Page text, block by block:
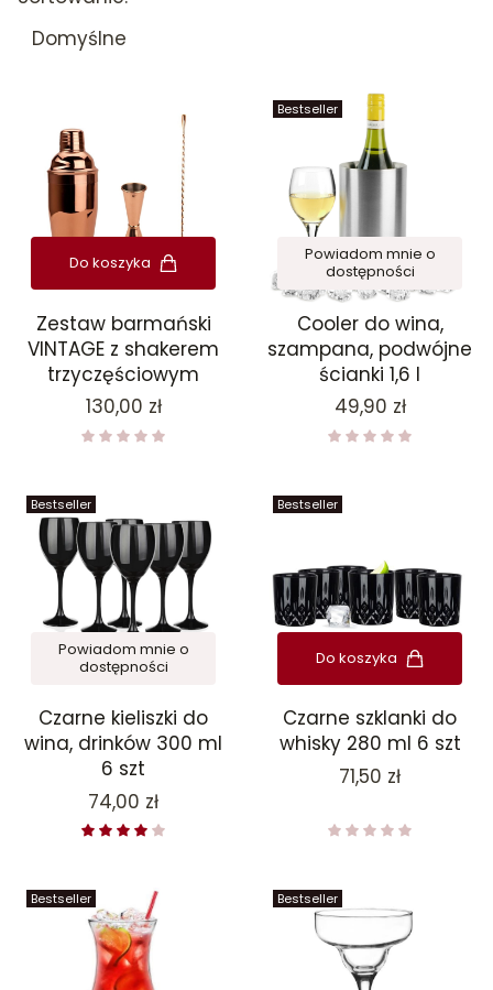
Domyślne
Do koszyka
Zestaw barmański
VINTAGE z shakerem
trzyczęściowym
Cena
130,00 zł
Bestseller
Powiadom mnie o
dostępności
Cooler do wina,
szampana, podwójne
ścianki 1,6 l
Cena
49,90 zł
Bestseller
Powiadom mnie o
dostępności
Czarne kieliszki do
wina, drinków 300 ml
6 szt
Cena
74,00 zł
Bestseller
Do koszyka
Czarne szklanki do
whisky 280 ml 6 szt
Cena
71,50 zł
Bestseller Bestseller